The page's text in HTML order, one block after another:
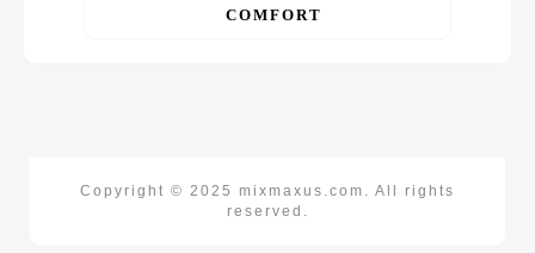
COMFORT
Copyright © 2025 mixmaxus.com. All rights
reserved.